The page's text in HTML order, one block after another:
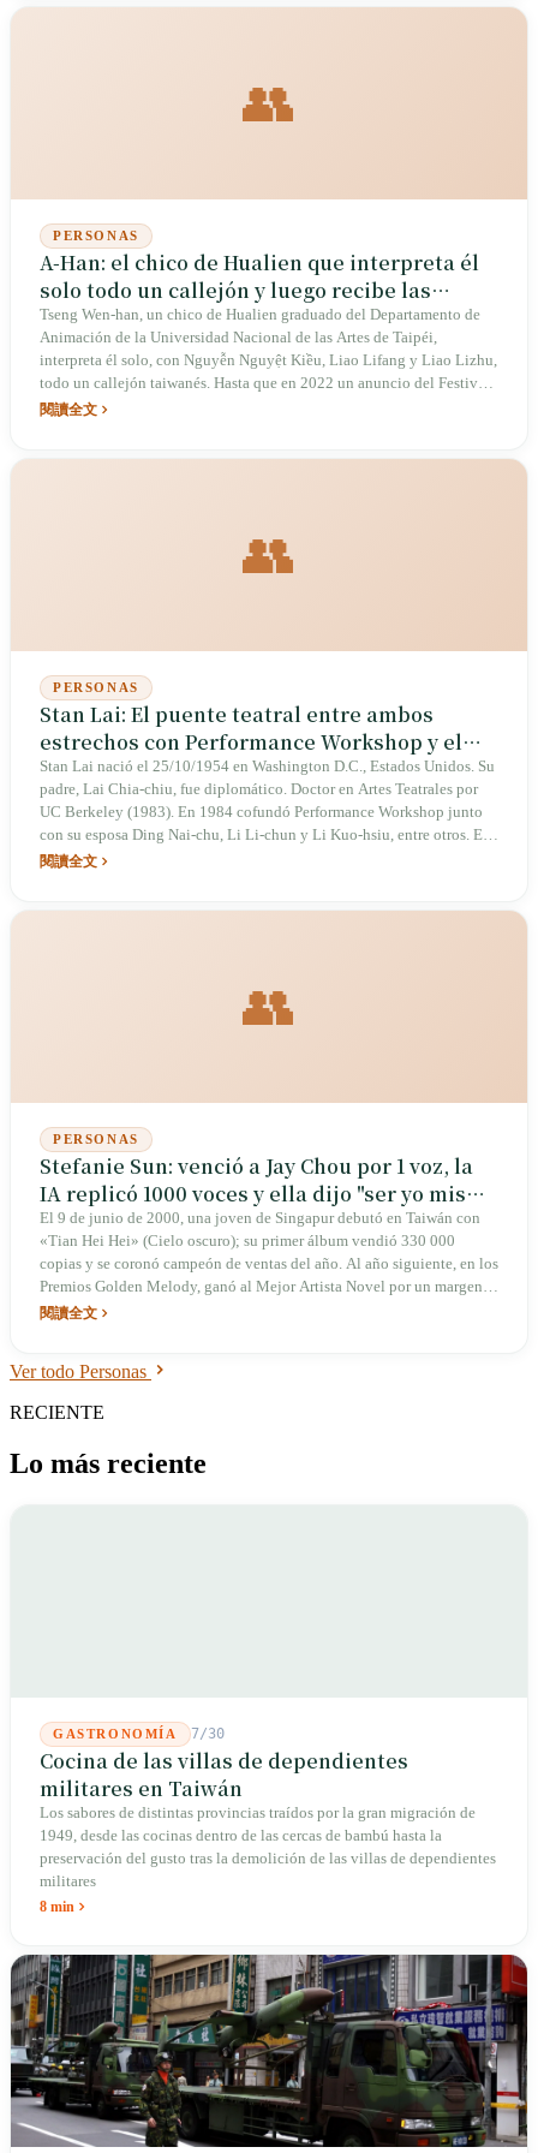
👥
PERSONAS
A-Han: el chico de Hualien que interpreta él
solo todo un callejón y luego recibe las
críticas de quienes viven en él
Tseng Wen-han, un chico de Hualien graduado del Departamento de
Animación de la Universidad Nacional de las Artes de Taipéi,
interpreta él solo, con Nguyễn Nguyệt Kiều, Liao Lifang y Liao Lizhu,
todo un callejón taiwanés. Hasta que en 2022 un anuncio del Festival
Zhongyuan fue retirado: el personaje de nuera vietnamita que
閱讀全文
👥
PERSONAS
Stan Lai: El puente teatral entre ambos
estrechos con Performance Workshop y el
Festival de Teatro de Wuzhen
Stan Lai nació el 25/10/1954 en Washington D.C., Estados Unidos. Su
padre, Lai Chia-chiu, fue diplomático. Doctor en Artes Teatrales por
UC Berkeley (1983). En 1984 cofundó Performance Workshop junto
con su esposa Ding Nai-chu, Li Li-chun y Li Kuo-hsiu, entre otros. En
1986 se estrenó Secret Love in Peach Blossom Land, adaptada al cine
2015 inauguró Theatre Above en Shanghái. La BBC lo calificó como
"el dramaturgo chino más destacado de la actualidad".
閱讀全文
👥
PERSONAS
Stefanie Sun: venció a Jay Chou por 1 voz, la
IA replicó 1000 voces y ella dijo "ser yo misma
es suficiente"
El 9 de junio de 2000, una joven de Singapur debutó en Taiwán con
«Tian Hei Hei» (Cielo oscuro); su primer álbum vendió 330 000
copias y se coronó campeón de ventas del año. Al año siguiente, en los
Premios Golden Melody, ganó al Mejor Artista Novel por un margen
de 1 voz sobre Jay Chou; 4 años después, con «Stefanie», se convirtió
2023, la IA utilizó su voz para interpretar más de 1000 canciones, y su
閱讀全文
Ver todo Personas
RECIENTE
Lo más reciente
GASTRONOMÍA 7/30
Cocina de las villas de dependientes
militares en Taiwán
Los sabores de distintas provincias traídos por la gran migración de
1949, desde las cocinas dentro de las cercas de bambú hasta la
preservación del gusto tras la demolición de las villas de dependientes
militares
8 min